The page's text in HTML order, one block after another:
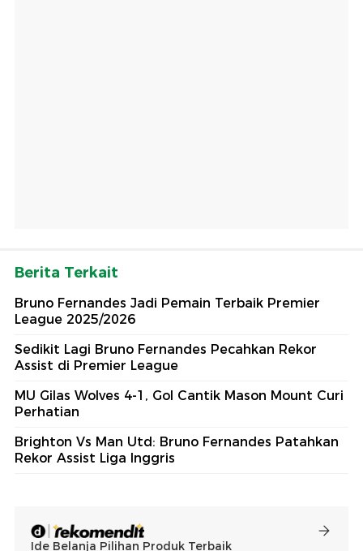
Berita Terkait
Bruno Fernandes Jadi Pemain Terbaik Premier
League 2025/2026
Sedikit Lagi Bruno Fernandes Pecahkan Rekor
Assist di Premier League
MU Gilas Wolves 4-1, Gol Cantik Mason Mount Curi
Perhatian
Brighton Vs Man Utd: Bruno Fernandes Patahkan
Rekor Assist Liga Inggris